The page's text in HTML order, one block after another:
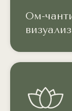
Ом-